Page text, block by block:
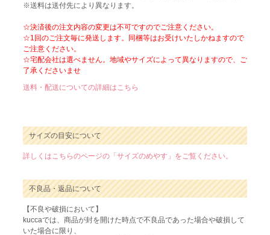
※送料は送付先により異なります。
☆決済後の注文内容の変更は不可ですのでご注意ください。
☆1回のご注文毎に発送します。同梱等はお受けいたしかねますので
ご注意ください。
☆宅配会社は選べません。地域やサイズによって異なりますので、ご
了承くださいませ
送料・配送についての詳細はこちら
サイズの目安について
詳しくはこちらのページの「サイズのめやす」をご覧ください。
不良品・返品について
【不良や破損において】
kuccaでは、商品が封を開けた時点で不良品であった場合や破損して
いた場合に限り、